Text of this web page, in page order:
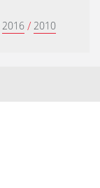
2016 / 2010